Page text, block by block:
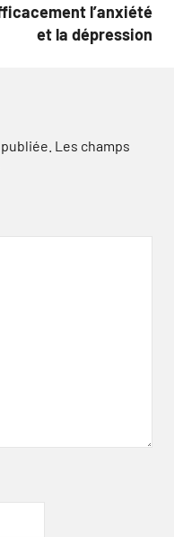
l’anxiété
et la dépression
Les champs